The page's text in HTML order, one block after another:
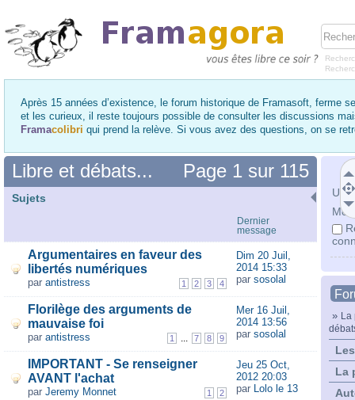
Après 15 années d’existence, le forum historique de Framasoft, ferme
et les curieux, il reste toujours possible de consulter les discussions
Framacolibri qui prend la relève. Si vous avez des questions, on se
Mot
» La
La
Page 1 sur 115
Libre et débats...
Sujets
Dernier
message
Argumentaires en faveur des
libertés numériques
1 2 3 4
par antistress
Dim 20 Juil,
2014 15:33
par sosolal
Florilège des arguments de
mauvaise foi
1 ... 7 8 9
par antistress
Mer 16 Juil,
2014 13:56
par sosolal
IMPORTANT - Se renseigner
AVANT l'achat
1 2
par Jeremy Monnet
Jeu 25 Oct,
2012 20:03
par Lolo le 13